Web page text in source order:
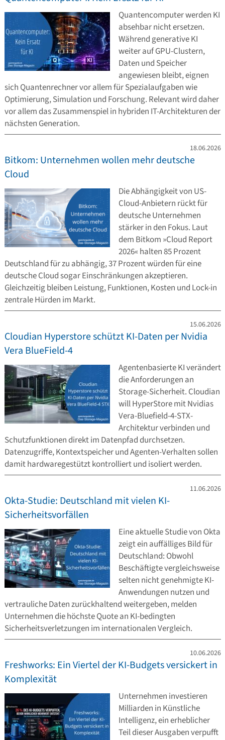
Quantencomputer werden KI
absehbar nicht ersetzen.
Während generative KI
weiter auf GPU-Clustern,
Daten und Speicher
angewiesen bleibt, eignen
sich Quantenrechner vor allem für Spezialaufgaben wie
Optimierung, Simulation und Forschung. Relevant wird daher
vor allem das Zusammenspiel in hybriden IT-Architekturen der
nächsten Generation.
18.06.2026
Bitkom: Unternehmen wollen mehr deutsche
Cloud
Die Abhängigkeit von US-
Cloud-Anbietern rückt für
deutsche Unternehmen
stärker in den Fokus. Laut
dem Bitkom »Cloud Report
2026« halten 85 Prozent
Deutschland für zu abhängig, 37 Prozent würden für eine
deutsche Cloud sogar Einschränkungen akzeptieren.
Gleichzeitig bleiben Leistung, Funktionen, Kosten und Lock-in
zentrale Hürden im Markt.
15.06.2026
Cloudian Hyperstore schützt KI-Daten per Nvidia
Vera BlueField-4
Agentenbasierte KI verändert
die Anforderungen an
Storage-Sicherheit. Cloudian
will HyperStore mit Nvidias
Vera-Bluefield-4-STX-
Architektur verbinden und
Schutzfunktionen direkt im Datenpfad durchsetzen.
Datenzugriffe, Kontextspeicher und Agenten-Verhalten sollen
damit hardwaregestützt kontrolliert und isoliert werden.
11.06.2026
Okta-Studie: Deutschland mit vielen KI-
Sicherheitsvorfällen
Eine aktuelle Studie von Okta
zeigt ein auffälliges Bild für
Deutschland: Obwohl
Beschäftigte vergleichsweise
selten nicht genehmigte KI-
Anwendungen nutzen und
vertrauliche Daten zurückhaltend weitergeben, melden
Unternehmen die höchste Quote an KI-bedingten
Sicherheitsverletzungen im internationalen Vergleich.
10.06.2026
Freshworks: Ein Viertel der KI-Budgets versickert in
Komplexität
Unternehmen investieren
Milliarden in Künstliche
Intelligenz, ein erheblicher
Teil dieser Ausgaben verpufft